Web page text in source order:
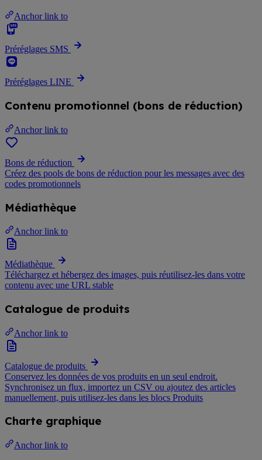
Anchor link to
Préréglages SMS
Préréglages LINE
Contenu promotionnel (bons de réduction)
Anchor link to
Bons de réduction
Créez des pools de bons de réduction pour les messages avec des
codes promotionnels
Médiathèque
Anchor link to
Médiathèque
Téléchargez et hébergez des images, puis réutilisez-les dans votre
contenu avec une URL stable
Catalogue de produits
Anchor link to
Catalogue de produits
Conservez les données de vos produits en un seul endroit.
Synchronisez un flux, importez un CSV ou ajoutez des articles
manuellement, puis utilisez-les dans les blocs Produits
Charte graphique
Anchor link to